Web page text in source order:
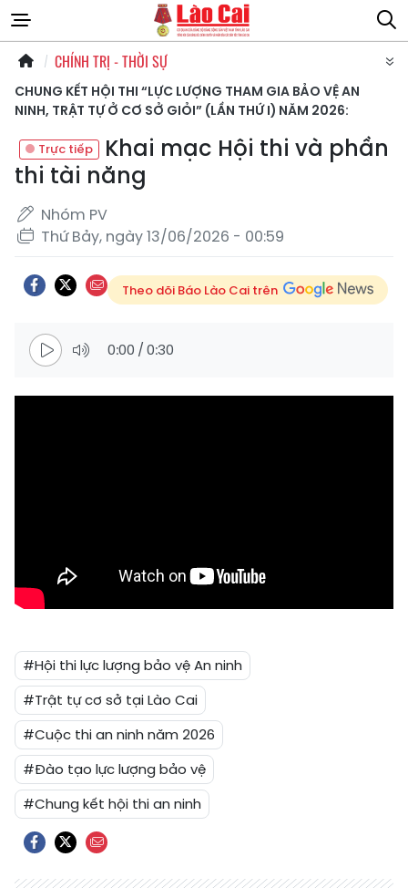
CHÍNH TRỊ - THỜI SỰ
CHUNG KẾT HỘI THI “LỰC LƯỢNG THAM GIA BẢO VỆ AN
NINH, TRẬT TỰ Ở CƠ SỞ GIỎI” (LẦN THỨ I) NĂM 2026:
Khai mạc Hội thi và phần
thi tài năng
Nhóm PV
Thứ Bảy, ngày 13/06/2026 - 00:59
Theo dõi Báo Lào Cai trên
0:00 /0:30
#Hội thi lực lượng bảo vệ An ninh
#Trật tự cơ sở tại Lào Cai
#Cuộc thi an ninh năm 2026
#Đào tạo lực lượng bảo vệ
#Chung kết hội thi an ninh